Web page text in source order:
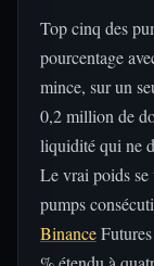
Top cinq des
pourcentage
mince, sur un
0,2 million de
liquidité qui ne
Le vrai poids
pumps
Binance